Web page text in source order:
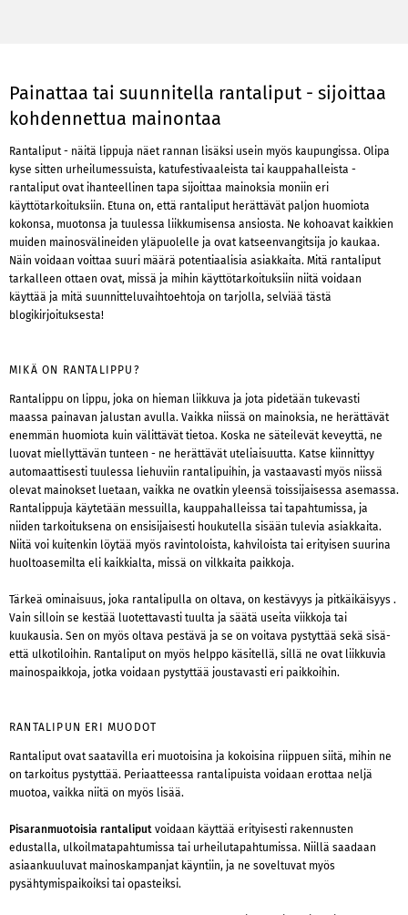
Painattaa tai suunnitella rantaliput - sijoittaa
kohdennettua mainontaa
Rantaliput - näitä lippuja näet rannan lisäksi usein myös kaupungissa. Olipa
kyse sitten urheilumessuista, katufestivaaleista tai kauppahalleista -
rantaliput ovat ihanteellinen tapa sijoittaa mainoksia moniin eri
käyttötarkoituksiin. Etuna on, että rantaliput herättävät paljon huomiota
kokonsa, muotonsa ja tuulessa liikkumisensa ansiosta. Ne kohoavat kaikkien
muiden mainosvälineiden yläpuolelle ja ovat katseenvangitsija jo kaukaa.
Näin voidaan voittaa suuri määrä potentiaalisia asiakkaita. Mitä rantaliput
tarkalleen ottaen ovat, missä ja mihin käyttötarkoituksiin niitä voidaan
käyttää ja mitä suunnitteluvaihtoehtoja on tarjolla, selviää tästä
blogikirjoituksesta!
MIKÄ ON RANTALIPPU?
Rantalippu on lippu, joka on hieman liikkuva ja jota pidetään tukevasti
maassa painavan jalustan avulla. Vaikka niissä on mainoksia, ne herättävät
enemmän huomiota kuin välittävät tietoa. Koska ne säteilevät keveyttä, ne
luovat miellyttävän tunteen - ne herättävät uteliaisuutta. Katse kiinnittyy
automaattisesti tuulessa liehuviin rantalipuihin, ja vastaavasti myös niissä
olevat mainokset luetaan, vaikka ne ovatkin yleensä toissijaisessa asemassa.
Rantalippuja käytetään messuilla, kauppahalleissa tai tapahtumissa, ja
niiden tarkoituksena on ensisijaisesti houkutella sisään tulevia asiakkaita.
Niitä voi kuitenkin löytää myös ravintoloista, kahviloista tai erityisen suurina
huoltoasemilta eli kaikkialta, missä on vilkkaita paikkoja.
Tärkeä ominaisuus, joka rantalipulla on oltava, on kestävyys ja pitkäikäisyys .
Vain silloin se kestää luotettavasti tuulta ja säätä useita viikkoja tai
kuukausia. Sen on myös oltava pestävä ja se on voitava pystyttää sekä sisä-
että ulkotiloihin. Rantaliput on myös helppo käsitellä, sillä ne ovat liikkuvia
mainospaikkoja, jotka voidaan pystyttää joustavasti eri paikkoihin.
RANTALIPUN ERI MUODOT
Rantaliput ovat saatavilla eri muotoisina ja kokoisina riippuen siitä, mihin ne
on tarkoitus pystyttää. Periaatteessa rantalipuista voidaan erottaa neljä
muotoa, vaikka niitä on myös lisää.
Pisaranmuotoisia rantaliput voidaan käyttää erityisesti rakennusten
edustalla, ulkoilmatapahtumissa tai urheilutapahtumissa. Niillä saadaan
asiaankuuluvat mainoskampanjat käyntiin, ja ne soveltuvat myös
pysähtymispaikoiksi tai opasteiksi.